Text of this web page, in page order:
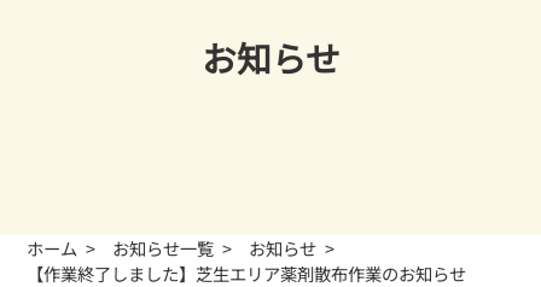
お知らせ
ホーム お知らせ一覧
お知らせ
【作業終了しました】芝生エリア薬剤散布作業のお知らせ